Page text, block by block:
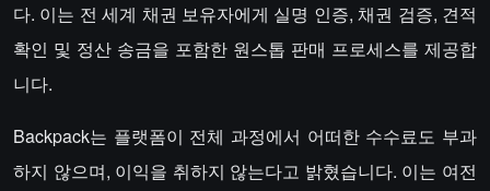
다. 이는 전 세계 채권 보유자에게 실명 인증, 채권 검증, 견적
확인 및 정산 송금을 포함한 원스톱 판매 프로세스를 제공합
니다.
Backpack는 플랫폼이 전체 과정에서 어떠한 수수료도 부과
하지 않으며, 이익을 취하지 않는다고 밝혔습니다. 이는 여전